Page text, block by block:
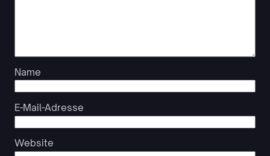
Name
E-Mail-Adresse
Website